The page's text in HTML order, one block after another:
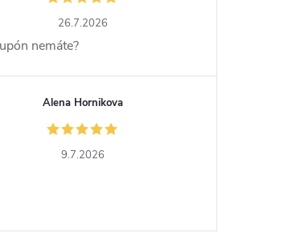
26.7.2026
nemáte?
Alena Hornikova
9.7.2026